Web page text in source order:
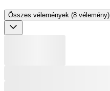
Összes vélemények (8 vélemény)